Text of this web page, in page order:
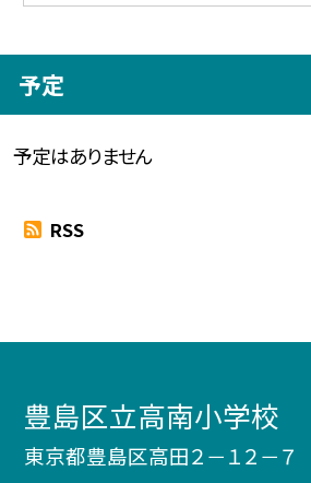
予定
予定はありません
RSS
豊島区立高南小学校
東京都豊島区高田２－１２－７